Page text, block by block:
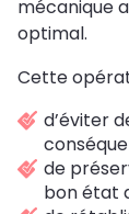
mécanique
optimal.
Cette
d’éviter
de
bon état